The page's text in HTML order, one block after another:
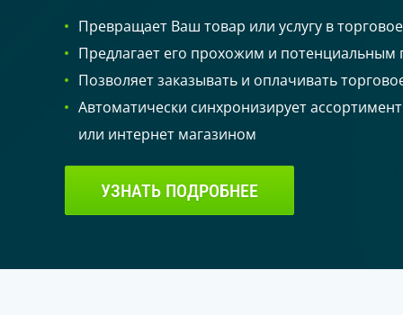
(НОВОЕ)
Касса самообслуживания
Магазин без кассира
На зерне
Превращает Ваш товар или услугу в
Предлагает его прохожим и потенциальным
Позволяет заказывать и оплачивать
Автоматически синхронизирует
или интернет магазином
УЗНАТЬ ПОДРОБНЕЕ